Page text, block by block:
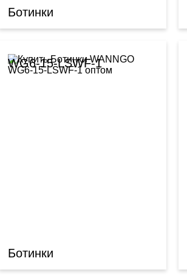
Ботинки
WG6-15-LSWF-1
Ботинки